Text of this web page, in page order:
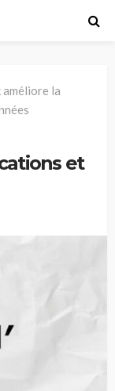
améliore la
et